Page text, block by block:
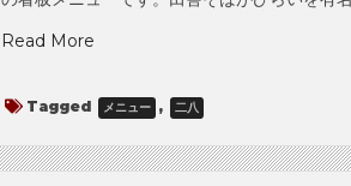
Read More“二
ば
ひ
ら
Tagged メニュー , 二八